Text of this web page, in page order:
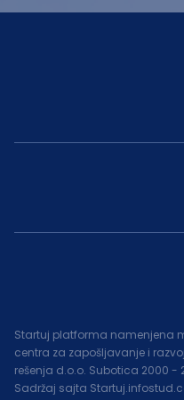
Startuj platforma namenjena
centra za zapošljavanje i
rešenja d.o.o. Subotica 2000 -
Sadržaj sajta